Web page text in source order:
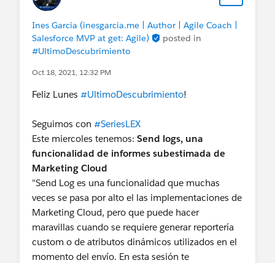
Ines Garcia (inesgarcia.me | Author | Agile Coach |
Salesforce MVP at get: Agile)
posted in
#UltimoDescubrimiento
Oct 18, 2021, 12:32 PM
Feliz Lunes #UltimoDescubrimiento!
Seguimos con #SeriesLEX
Este miercoles tenemos: Send logs, una
funcionalidad de informes subestimada de
Marketing Cloud
"Send Log es una funcionalidad que muchas
veces se pasa por alto el las implementaciones de
Marketing Cloud, pero que puede hacer
maravillas cuando se requiere generar reportería
custom o de atributos dinámicos utilizados en el
momento del envío. En esta sesión te